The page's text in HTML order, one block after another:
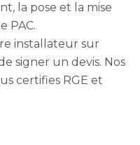
la pose et la mise
PAC.
installateur sur
signer un devis. Nos
certifies RGE et